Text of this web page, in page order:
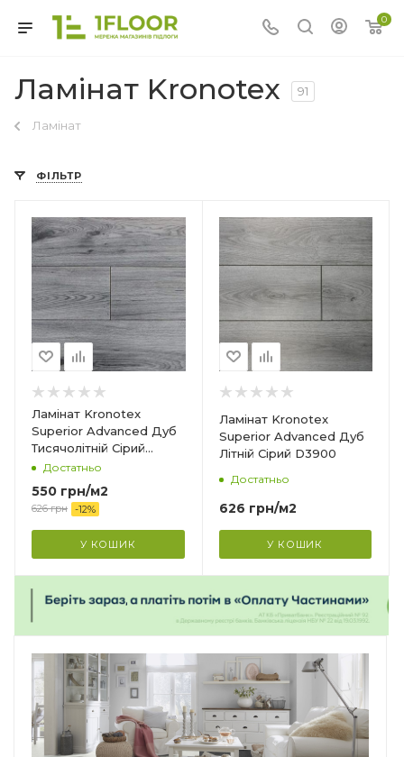
0
Ламінат Kronotex 91
Ламінат
ФІЛЬТР
Ламінат Kronotex
Superior Advanced Дуб
Тисячолітній Сірий
D3532
Достатньо
550 грн/м2
626грн -12%
У КОШИК
Країна-виробник
Німеччина
Колекція
Superior Advanced
Клас зносостійкості
32
Товщина
Ширина
193 мм
Довжина
1380 мм
Фаска
4V
Гарантія ?
25 років
Ламінат Kronotex
Superior Advanced Дуб
Літній Сірий D3900
Достатньо
626 грн/м2
У КОШИК